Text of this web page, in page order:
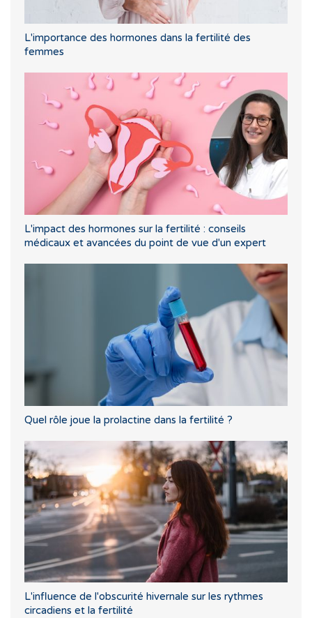
L'importance des hormones dans la fertilité des
femmes
L'impact des hormones sur la fertilité : conseils
médicaux et avancées du point de vue d'un expert
Quel rôle joue la prolactine dans la fertilité ?
L'influence de l'obscurité hivernale sur les rythmes
circadiens et la fertilité